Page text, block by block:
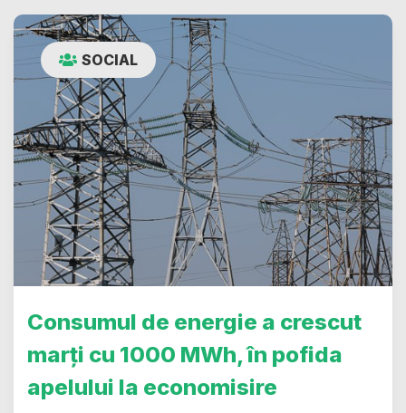
SOCIAL
Consumul de energie a crescut
marți cu 1000 MWh, în pofida
apelului la economisire